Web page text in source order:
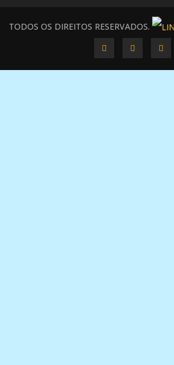
TODOS OS DIREITOS RESERVADOS.